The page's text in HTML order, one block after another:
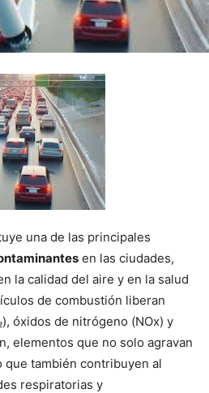
una de las principales
en las ciudades,
la calidad del aire y en la salud
de combustión liberan
óxidos de nitrógeno (NOx) y
elementos que no solo agravan
que también contribuyen al
respiratorias y